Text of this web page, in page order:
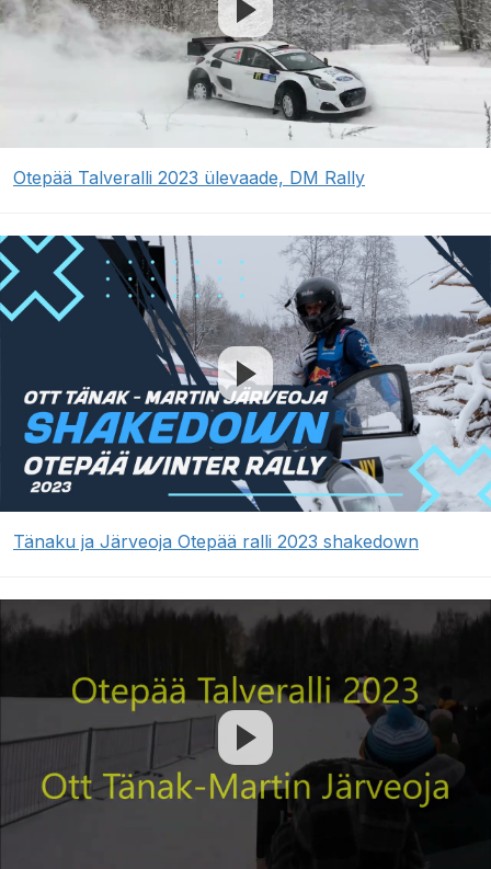
Otepää Talveralli 2023 ülevaade, DM Rally
Tänaku ja Järveoja Otepää ralli 2023 shakedown